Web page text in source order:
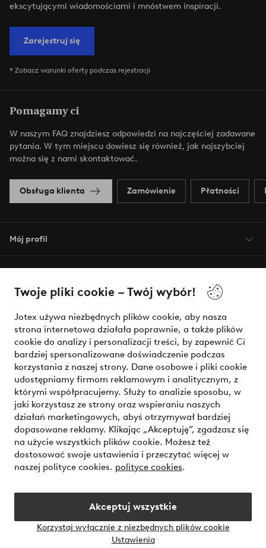
Twoje pliki cookie – Twój wybór!
Jotex używa niezbędnych plików cookie, aby nasza
strona internetowa działała poprawnie, a także plików
cookie do analizy i personalizacji treści, by zapewnić Ci
bardziej spersonalizowane doświadczenie podczas
korzystania z naszej strony. Dane osobowe i pliki cookie
udostępniamy firmom reklamowym i analitycznym, z
którymi współpracujemy. Służy to analizie sposobu, w
jaki korzystasz ze strony oraz wspieraniu naszych
działań marketingowych, abyś otrzymywał bardziej
dopasowane reklamy. Klikając „Akceptuję”, zgadzasz się
na użycie wszystkich plików cookie. Możesz też
dostosować swoje ustawienia i przeczytać więcej w
naszej polityce cookies. polityce cookies.
Akceptuj wszystkie
Korzystaj wyłącznie z niezbędnych plików cookie
Ustawienia
ekscytującymi wiadomościami i mnóstwem inspiracji.
Zarejestruj się
* Zobacz warunki oferty podczas rejestracji
Pomagamy ci
W naszym FAQ znajdziesz odpowiedzi na najczęściej zadawane
pytania. W tym miejscu dowiesz się również, jak najszybciej
można się z nami skontaktować.
Obsługa klienta Zamówienie Płatności
Mój profil
Warunki
Bezpieczne płatności - zapłać teraz lub podziel się
Chcesz dowiedzieć się więcej o naszych opcjach płatności